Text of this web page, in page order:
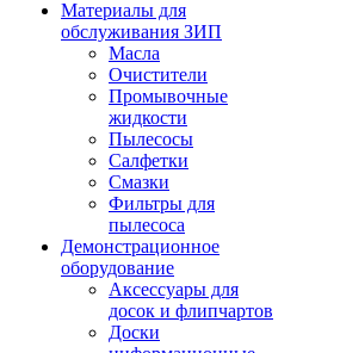
Материалы для
обслуживания ЗИП
Масла
Очистители
Промывочные
жидкости
Пылесосы
Салфетки
Смазки
Фильтры для
пылесоса
Демонстрационное
оборудование
Аксессуары для
досок и флипчартов
Доски